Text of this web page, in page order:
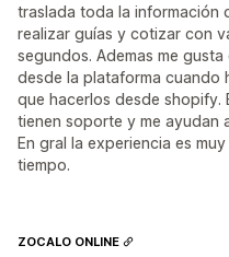
traslada toda la información
realizar guías y cotizar con
segundos. Ademas me
desde la plataforma cuando
que hacerlos desde shopify.
tienen soporte y me ayudan
En gral la experiencia es
tiempo.
ZOCALO ONLINE